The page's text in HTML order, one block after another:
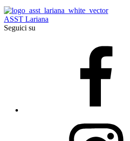
ASST Lariana
Seguici su